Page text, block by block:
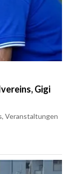
Gigi
Veranstaltungen